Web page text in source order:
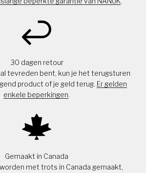
30 dagen retour
tevreden bent, kun je het terugsturen
product of je geld terug. Er gelden
enkele beperkingen.
Gemaakt in Canada
met trots in Canada gemaakt,